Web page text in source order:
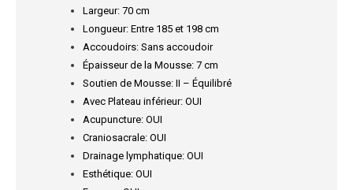
Largeur: 70 cm
Longueur: Entre 185 et 198 cm
Accoudoirs: Sans accoudoir
Épaisseur de la Mousse: 7 cm
Soutien de Mousse: II – Équilibré
Avec Plateau inférieur: OUI
Acupuncture: OUI
Craniosacrale: OUI
Drainage lymphatique: OUI
Esthétique: OUI